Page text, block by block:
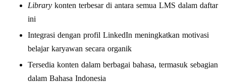
Library konten terbesar di antara semua LMS dalam daftar
ini
Integrasi dengan profil LinkedIn meningkatkan motivasi
belajar karyawan secara organik
Tersedia konten dalam berbagai bahasa, termasuk sebagian
dalam Bahasa Indonesia